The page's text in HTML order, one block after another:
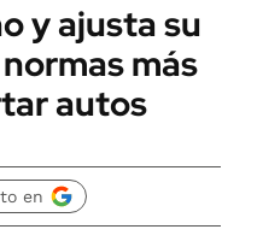
y ajusta su
más
autos
en